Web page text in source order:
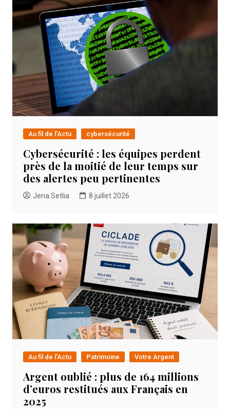
Au fil de l'Actu cybersécurité
Cybersécurité : les équipes perdent
près de la moitié de leur temps sur
des alertes peu pertinentes
Jena Setlia 8 juillet 2026
Au fil de l'Actu Patrimoine Votre Argent
Argent oublié : plus de 164 millions
d’euros restitués aux Français en
2025